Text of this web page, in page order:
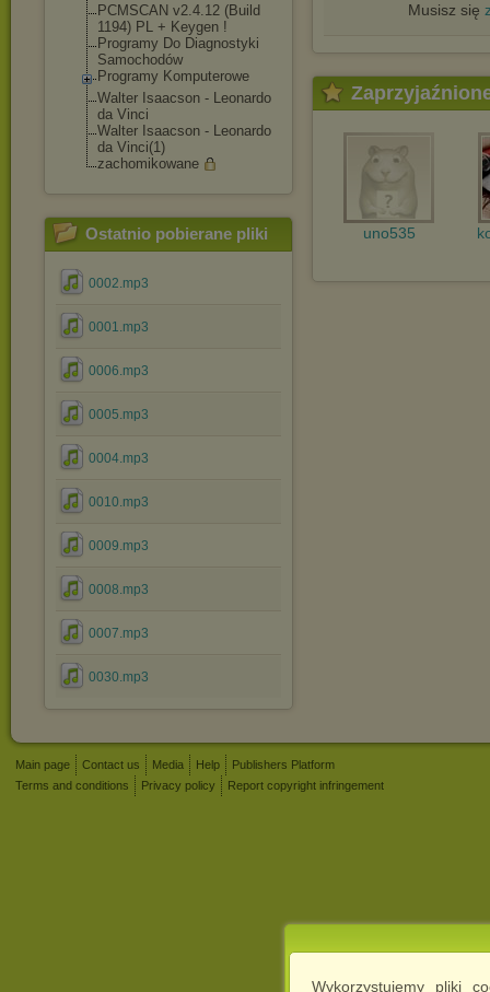
Wykorzystujemy pliki
PCMSCAN v2.4.12 (Build
1194) PL + Keygen !
Programy Do Diagnostyki
Samochodów
Programy Komputerowe
Walter Isaacson - Leonardo
da Vinci
Walter Isaacson - Leonardo
da Vinci(1)
zachomikowane
Ostatnio pobierane pliki
0002.mp3
0001.mp3
0006.mp3
0005.mp3
0004.mp3
0010.mp3
0009.mp3
0008.mp3
0007.mp3
0030.mp3
Musisz się
uno535
Main page Contact us Media Help
Publishers Platform
Terms and conditions
Privacy policy Report copyright infringement